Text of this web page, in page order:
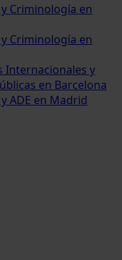
Criminología en
Criminología en
Internacionales y
en Barcelona
ADE en Madrid